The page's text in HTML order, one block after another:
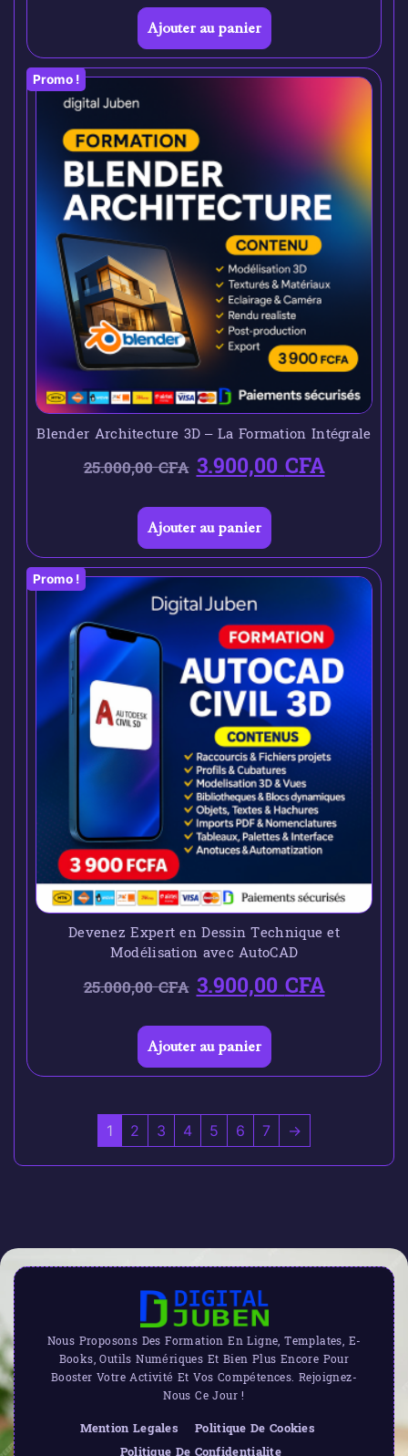
Ajouter au panier
Promo !
Blender Architecture 3D – La Formation Intégrale
25.000,00CFA 3.900,00CFA
Ajouter au panier
Promo !
Devenez Expert en Dessin Technique et
Modélisation avec AutoCAD
25.000,00CFA 3.900,00CFA
Ajouter au panier
1 2 3 4 5 6 7 →
Nous Proposons Des Formation En Ligne, Templates, E-
Books, Outils Numériques Et Bien Plus Encore Pour
Booster Votre Activité Et Vos Compétences. Rejoignez-
Nous Ce Jour !
Mention Legales
Politique De Cookies